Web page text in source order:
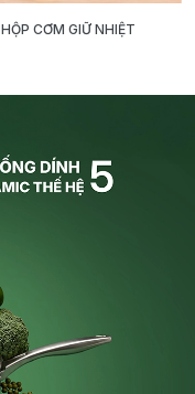
HỘP CƠM GIỮ NHIỆT